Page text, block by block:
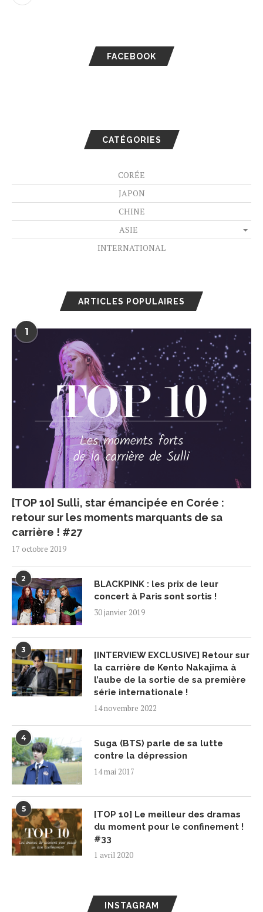
FACEBOOK
CATÉGORIES
CORÉE
JAPON
CHINE
ASIE
INTERNATIONAL
ARTICLES POPULAIRES
1
[TOP 10] Sulli, star émancipée en Corée :
retour sur les moments marquants de sa
carrière ! #27
17 octobre 2019
2
BLACKPINK : les prix de leur
concert à Paris sont sortis !
30 janvier 2019
3
[INTERVIEW EXCLUSIVE] Retour sur
la carrière de Kento Nakajima à
l’aube de la sortie de sa première
série internationale !
14 novembre 2022
4
Suga (BTS) parle de sa lutte
contre la dépression
14 mai 2017
5
[TOP 10] Le meilleur des dramas
du moment pour le confinement !
#33
1 avril 2020
INSTAGRAM